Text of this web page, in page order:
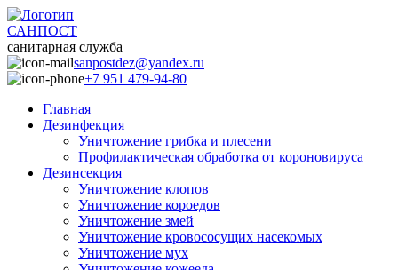
САНПОСТ
санитарная служба
sanpostdez@yandex.ru
+7 951 479-94-80
Главная
Дезинфекция
Уничтожение грибка и плесени
Профилактическая обработка от короновируса
Дезинсекция
Уничтожение клопов
Уничтожение короедов
Уничтожение змей
Уничтожение кровососущих насекомых
Уничтожение мух